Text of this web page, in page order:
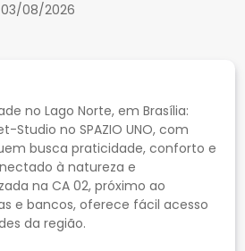
03/08/2026
no Lago Norte, em Brasília:
Studio no SPAZIO UNO, com
busca praticidade, conforto e
à natureza e
na CA 02, próximo ao
e bancos, oferece fácil acesso
da região.